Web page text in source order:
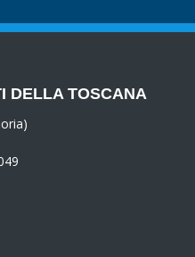
DELLA TOSCANA